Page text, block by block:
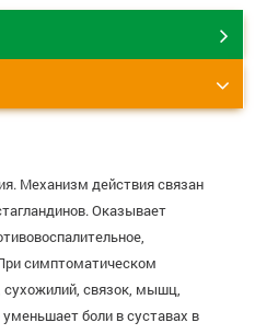
Механизм действия связан
Оказывает
симптоматическом
сухожилий, связок, мышц,
боли в суставах в